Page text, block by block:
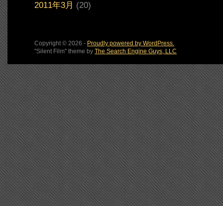
2011年3月 (20)
Copyright © 2026 - Proudly powered by WordPress.
"Silent Film" theme by The Search Engine Guys, LLC